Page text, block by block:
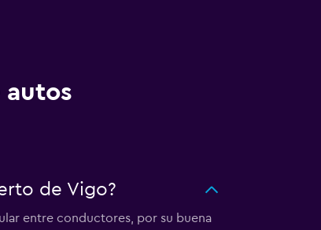
autos
de Vigo?
entre conductores, por su buena